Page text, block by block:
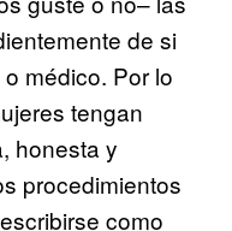
de si
médico. Por lo
tengan
honesta y
procedimientos
como